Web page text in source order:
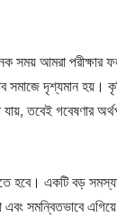
সময় আমরা
সমাজে দৃশ্যমান হয়।
তবেই গবেষণার
হবে। একটি বড়
সমন্বিতভাবে